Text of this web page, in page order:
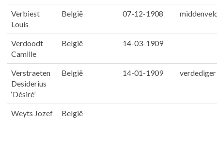
Verbiest
Louis
België 07-12-1908
Verdoodt
Camille
België 14-03-1909
Verstraeten
Desiderius
‘Désiré’
België 14-01-1909 verdediger
Weyts Jozef België